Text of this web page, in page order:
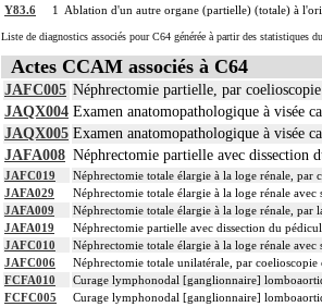
Y83.6
1 Ablation d'un autre organe (partielle) (totale) à
Liste de diagnostics associés pour C64 générée à partir des statistiques
Actes CCAM associés à C64
JAFC005 Néphrectomie partielle, par
JAQX004 Examen anatomopathologique à visée
JAQX005 Examen anatomopathologique à visée
JAFA008 Néphrectomie partielle avec dissection
JAFC019
Néphrectomie totale élargie à la loge rénale, par
JAFA029
Néphrectomie totale élargie à la loge rénale
JAFA009
Néphrectomie totale élargie à la loge rénale,
JAFA019
Néphrectomie partielle avec dissection du
JAFC010
Néphrectomie totale élargie à la loge rénale
JAFC006
Néphrectomie totale unilatérale, par
FCFA010
Curage lymphonodal [ganglionnaire]
FCFC005
Curage lymphonodal [ganglionnaire]